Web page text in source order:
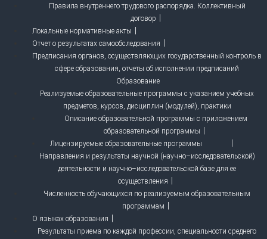
Правила внутреннего трудового распорядка. Коллективный
договор
Локальные нормативные акты
Отчет о результатах самообследования
Предписания органов, осуществляющих государственный контроль в
сфере образования, отчеты об исполнении предписаний
Образование
Реализуемые образовательные программы с указанием учебных
предметов, курсов, дисциплин (модулей), практики
Описание образовательной программы с приложением
образовательной программы
Лицензируемые образовательные программы
Направления и результаты научной (научно–исследовательской)
деятельности и научно–исследовательской базе для ее
осуществления
Численность обучающихся по реализуемым образовательным
программам
О языках образования
Результаты приема по каждой профессии, специальности среднего